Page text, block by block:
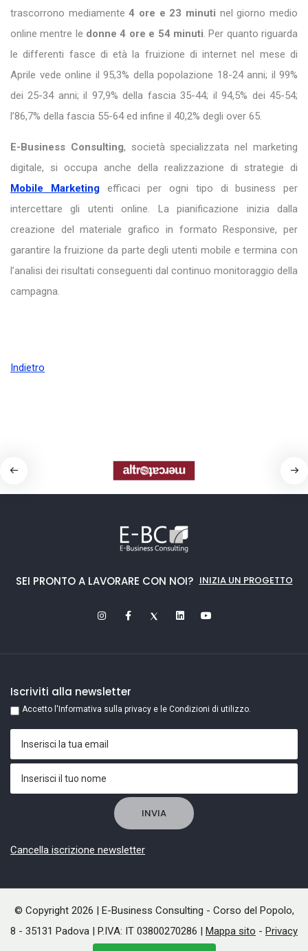
trascorrono mediamente4 ore e 23 minuti nel giorno medio
online mentre le donne 4 ore e 54 minuti. Per quanto riguarda
le differenti fasce di età la fruizione di internet nel mese di
Aprile vede online il 95,3% della popolazione 18-24 anni; il 99%
dei 25-34 anni; il 97,9% della fascia 35-44; il 94,5% dei 45-54;
l’86,7% della fascia 55-64 ed infine il 40,2% degli over 65.
E-Business Consulting, società specializzata nel marketing
digitale, si occupa anche della realizzazione di strategie di
Mobile Marketingefficaci per ogni tipo di business per
intercettare gli utenti online. La pianificazione inizia dalla
creazione del materiale grafico in formato Responsive, per
garantire la fruizione da parte degli utenti mobile e termina con
l’analisi dei risultati conseguenti dal continuo monitoraggio della
campagna.
Indietro
SEI PRONTO A LAVORARE CON NOI? INIZIA UN PROGETTO
Iscriviti alla newsletter
Accetto l'Informativa sulla privacy e le Condizioni di utilizzo.
Cancella iscrizione newsletter
© Copyright 2026 | E-Business Consulting - Corso del Popolo,
8 - 35131 Padova | P.IVA: IT 03800270286 | Mappa sito - Privacy